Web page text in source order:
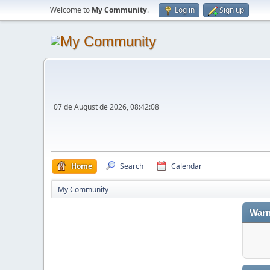
Welcome to My Community. Log in Sign up
07 de August de 2026, 08:42:08
Home Search Calendar
My Community